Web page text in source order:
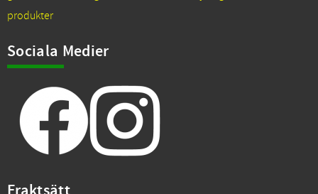
produkter
Sociala Medier